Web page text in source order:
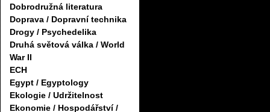
Dobrodružná literatura
Doprava / Dopravní technika
Drogy / Psychedelika
Druhá světová válka / World
War II
ECH
Egypt / Egyptology
Ekologie / Udržitelnost
Ekonomie / Hospodářství /